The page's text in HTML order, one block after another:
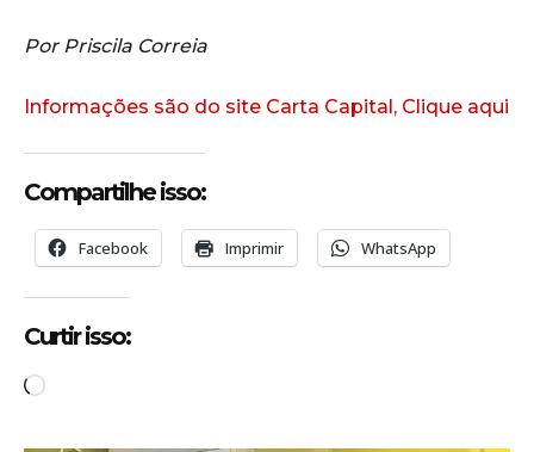
Por Priscila Correia
Informações são do site Carta Capital, Clique aqui
Compartilhe isso:
Facebook Imprimir WhatsApp
Curtir isso:
C